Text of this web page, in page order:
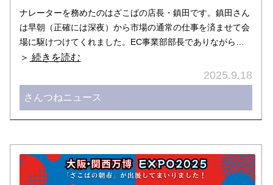
ナレーターを務めたのはざこばの店長・鎮田です。鎮田さん
は早朝（正確には深夜）から市場の通常の仕事を済ませて会
場に駆けつけてくれました。EC事業部部長でありながら…
＞ 続きを読む
2025.9.18
さんつねニュース